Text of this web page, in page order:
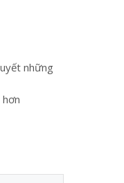
những